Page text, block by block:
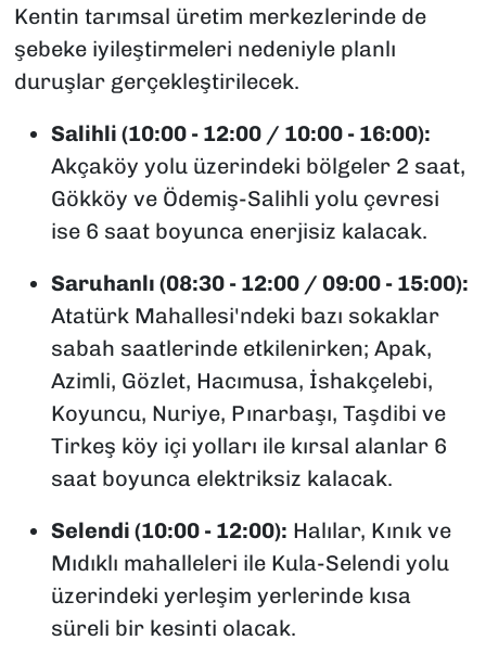
Kentin tarımsal üretim merkezlerinde de
şebeke iyileştirmeleri nedeniyle planlı
duruşlar gerçekleştirilecek.
Salihli (10:00 - 12:00 / 10:00 - 16:00):
Akçaköy yolu üzerindeki bölgeler 2 saat,
Gökköy ve Ödemiş-Salihli yolu çevresi
ise 6 saat boyunca enerjisiz kalacak.
Saruhanlı (08:30 - 12:00 / 09:00 - 15:00):
Atatürk Mahallesi'ndeki bazı sokaklar
sabah saatlerinde etkilenirken; Apak,
Azimli, Gözlet, Hacımusa, İshakçelebi,
Koyuncu, Nuriye, Pınarbaşı, Taşdibi ve
Tirkeş köy içi yolları ile kırsal alanlar 6
saat boyunca elektriksiz kalacak.
Selendi (10:00 - 12:00): Halılar, Kınık ve
Mıdıklı mahalleleri ile Kula-Selendi yolu
üzerindeki yerleşim yerlerinde kısa
süreli bir kesinti olacak.